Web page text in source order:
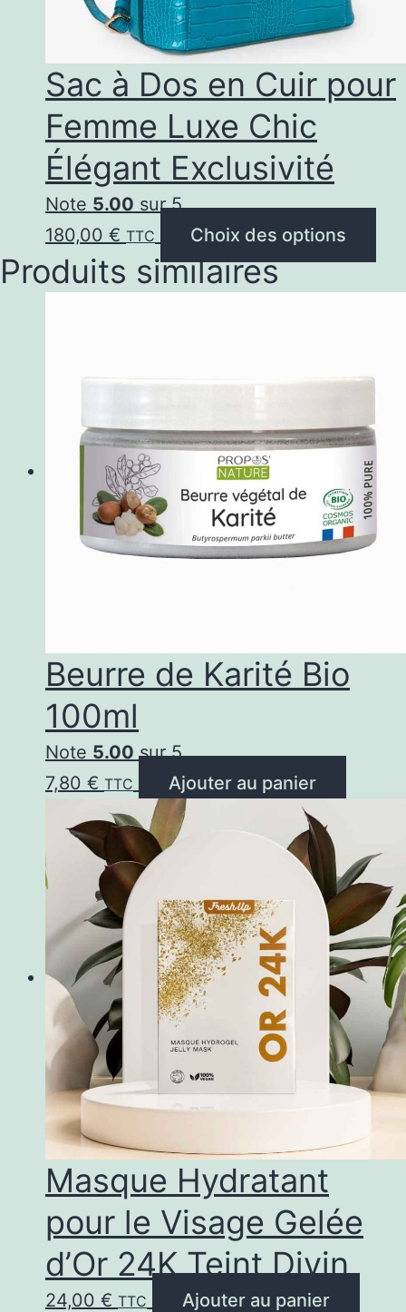
la
page
du
produit
Sac à Dos en Cuir pour
Femme Luxe Chic
Élégant Exclusivité
Note 5.00 sur 5
180,00 € TTC Choix des options
a
sur
Produits similaires
Beurre de Karité Bio
100ml
Note 5.00 sur 5
7,80 € TTC Ajouter au panier
Masque Hydratant
pour le Visage Gelée
d’Or 24K Teint Divin
24,00 € TTC Ajouter au panier